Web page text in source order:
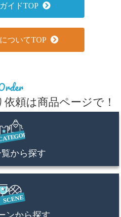
イドTOP
ついてTOP
頼は商品ページで！
から探す